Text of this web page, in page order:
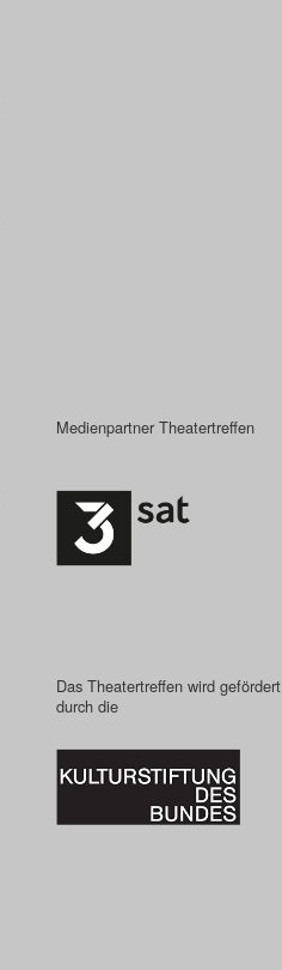
Medienpartner Theatertreffen
Das Theatertreffen wird gefördert
durch die